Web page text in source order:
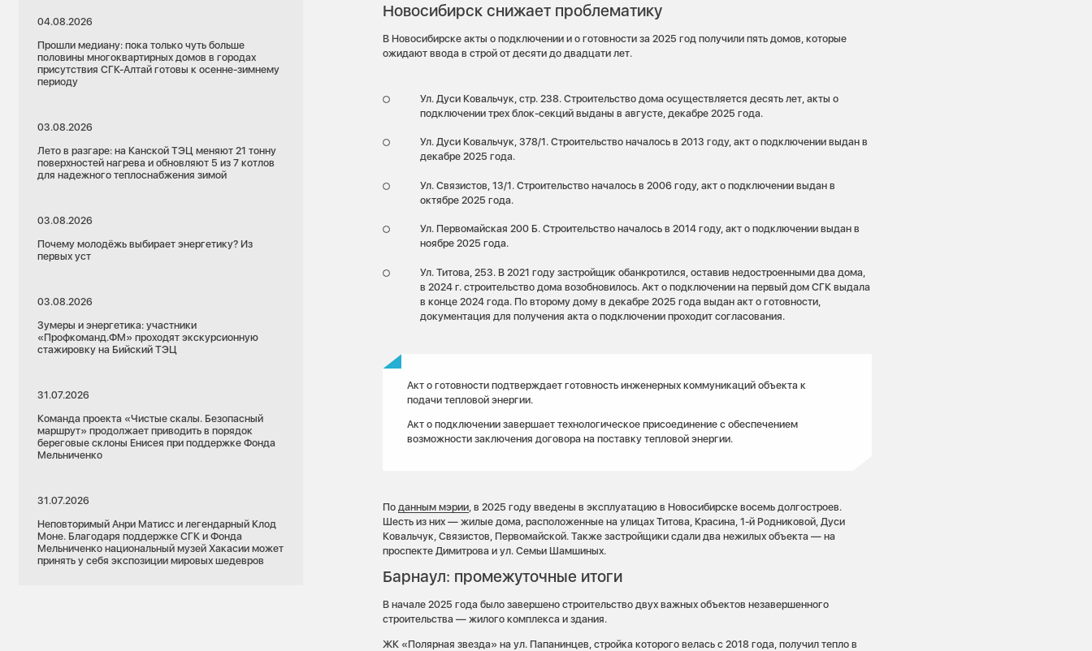
04.08.2026
Прошли медиану: пока только чуть больше
половины многоквартирных домов в городах
присутствия СГК-Алтай готовы к осенне-зимнему
периоду
03.08.2026
Лето в разгаре: на Канской ТЭЦ меняют 21 тонну
поверхностей нагрева и обновляют 5 из 7 котлов
для надежного теплоснабжения зимой
03.08.2026
Почему молодёжь выбирает энергетику? Из
первых уст
03.08.2026
Зумеры и энергетика: участники
«Профкоманд.ФМ» проходят экскурсионную
стажировку на Бийский ТЭЦ
31.07.2026
Команда проекта «Чистые скалы. Безопасный
маршрут» продолжает приводить в порядок
береговые склоны Енисея при поддержке Фонда
Мельниченко
31.07.2026
Неповторимый Анри Матисс и легендарный Клод
Моне. Благодаря поддержке СГК и Фонда
Мельниченко национальный музей Хакасии может
принять у себя экспозиции мировых шедевров
Новосибирск снижает проблематику
В Новосибирске акты о подключении и о готовности за 2025 год получили пять домов, которые
ожидают ввода в строй от десяти до двадцати лет.
Ул. Дуси Ковальчук, стр. 238. Строительство дома осуществляется десять лет, акты о
подключении трех блок-секций выданы в августе, декабре 2025 года.
Ул. Дуси Ковальчук, 378/1. Строительство началось в 2013 году, акт о подключении выдан в
декабре 2025 года.
Ул. Связистов, 13/1. Строительство началось в 2006 году, акт о подключении выдан в
октябре 2025 года.
Ул. Первомайская 200 Б. Строительство началось в 2014 году, акт о подключении выдан в
ноябре 2025 года.
Ул. Титова, 253. В 2021 году застройщик обанкротился, оставив недостроенными два дома,
в 2024 г. строительство дома возобновилось. Акт о подключении на первый дом СГК выдала
в конце 2024 года. По второму дому в декабре 2025 года выдан акт о готовности,
документация для получения акта о подключении проходит согласования.
Акт о готовности подтверждает готовность инженерных коммуникаций объекта к
подачи тепловой энергии.
Акт о подключении завершает технологическое присоединение с обеспечением
возможности заключения договора на поставку тепловой энергии.
Поданным мэрии , в 2025 году введены в эксплуатацию в Новосибирске восемь долгостроев.
Шесть из них — жилые дома, расположенные на улицах Титова, Красина, 1-й Родниковой, Дуси
Ковальчук, Связистов, Первомайской. Также застройщики сдали два нежилых объекта — на
проспекте Димитрова и ул. Семьи Шамшиных.
Барнаул: промежуточные итоги
В начале 2025 года было завершено строительство двух важных объектов незавершенного
строительства — жилого комплекса и здания.
ЖК «Полярная звезда» на ул. Папанинцев, стройка которого велась с 2018 года, получил тепло в